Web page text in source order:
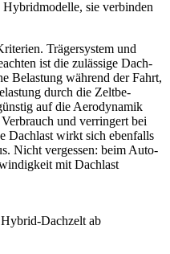
sie verbinden
Träger­system und
ist die zuläs­sige Dach­
Belas­tung während der Fahrt,
durch die Zelt­be­
auf die Aero­dy­namik
und verrin­gert bei
Dach­last wirkt sich eben­falls
Nicht vergessen: beim Auto­
mit Dach­last
Dach­zelt ab